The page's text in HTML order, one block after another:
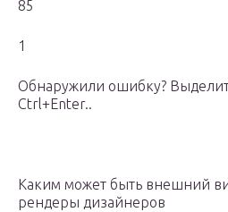
85
1
Обнаружили ошибку?
Ctrl+Enter..
Каким может быть внешний
рендеры дизайнеров